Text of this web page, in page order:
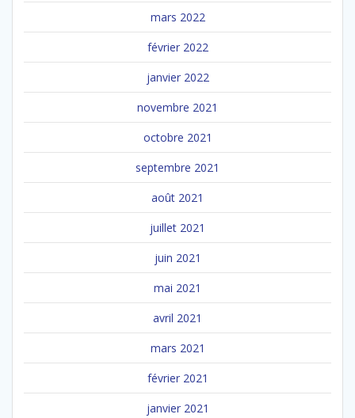
mars 2022
février 2022
janvier 2022
novembre 2021
octobre 2021
septembre 2021
août 2021
juillet 2021
juin 2021
mai 2021
avril 2021
mars 2021
février 2021
janvier 2021